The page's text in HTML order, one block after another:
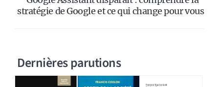
stratégie de Google et ce qui change pour vous
Dernières parutions